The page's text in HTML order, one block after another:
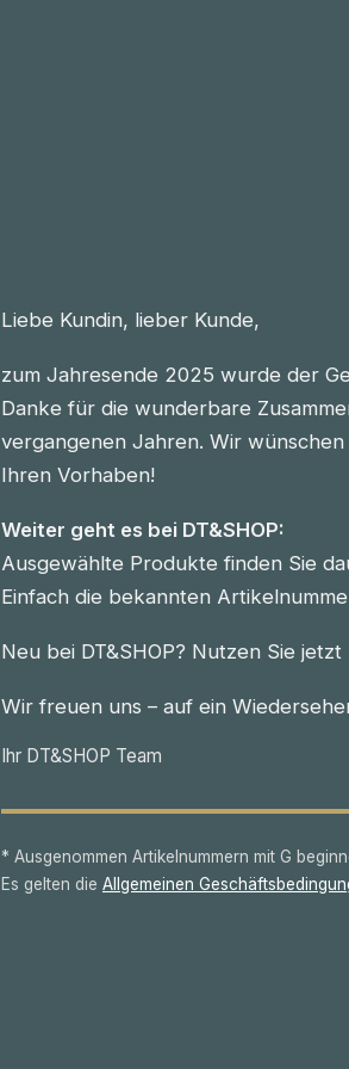
Liebe Kundin, lieber Kunde,
zum Jahresende 2025 wurde der
Danke für die wunderbare
vergangenen Jahren. Wir
Ihren Vorhaben!
Weiter geht es bei DT&SHOP:
Ausgewählte Produkte finden Sie
Einfach die bekannten
Neu bei DT&SHOP? Nutzen Sie jetzt
Wir freuen uns – auf ein
Ihr DT&SHOP Team
* Ausgenommen Artikelnummern mit G
Es gelten die Allgemeinen